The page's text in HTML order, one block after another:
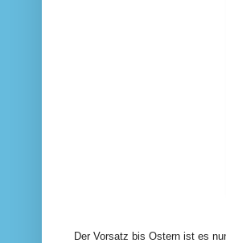
Der Vorsatz bis Ostern ist es